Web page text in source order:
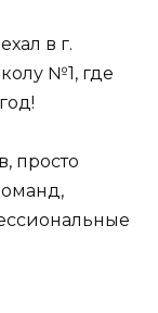
в г.
№1, где
просто